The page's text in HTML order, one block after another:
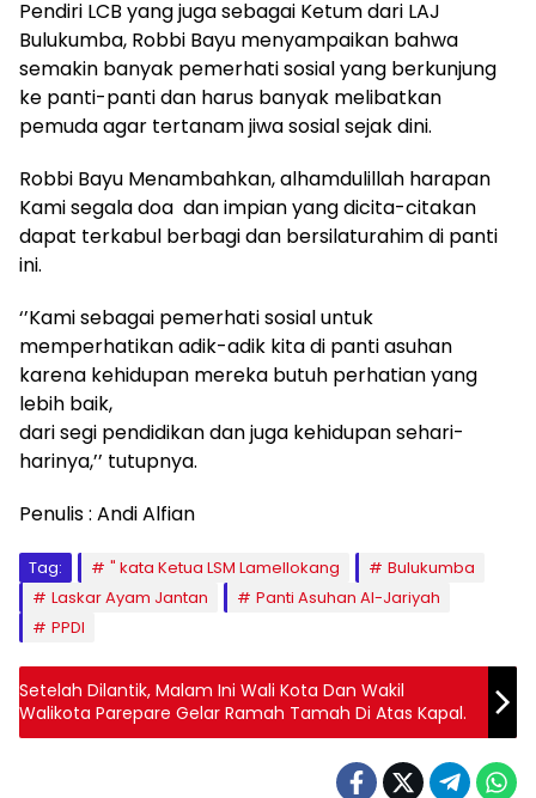
Pendiri LCB yang juga sebagai Ketum dari LAJ
Bulukumba, Robbi Bayu menyampaikan bahwa
semakin banyak pemerhati sosial yang berkunjung
ke panti-panti dan harus banyak melibatkan
pemuda agar tertanam jiwa sosial sejak dini.
Robbi Bayu Menambahkan, alhamdulillah harapan
Kami segala doa dan impian yang dicita-citakan
dapat terkabul berbagi dan bersilaturahim di panti
ini.
‘’Kami sebagai pemerhati sosial untuk
memperhatikan adik-adik kita di panti asuhan
karena kehidupan mereka butuh perhatian yang
lebih baik,
dari segi pendidikan dan juga kehidupan sehari-
harinya,’’ tutupnya.
Penulis : Andi Alfian
Tag: " kata Ketua LSM Lamellokang
Bulukumba
Laskar Ayam Jantan
Panti Asuhan Al-Jariyah
PPDI
Setelah Dilantik, Malam Ini Wali Kota Dan Wakil
Walikota Parepare Gelar Ramah Tamah Di Atas Kapal.